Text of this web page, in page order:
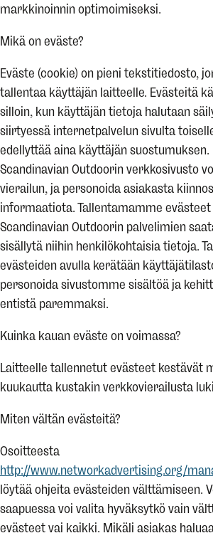
markkinoinnin optimoimiseksi.
Mikä on eväste?
Eväste (cookie) on pieni tekstitiedosto,
tallentaa käyttäjän laitteelle. Evästeitä
silloin, kun käyttäjän tietoja halutaan
siirtyessä internetpalvelun sivulta
edellyttää aina käyttäjän suostumuksen.
Scandinavian Outdoorin verkkosivusto
vierailun, ja personoida asiakasta
informaatiota. Tallentamamme
Scandinavian Outdoorin palvelimien
sisällytä niihin henkilökohtaisia tietoja.
evästeiden avulla kerätään
personoida sivustomme sisältöä ja
entistä paremmaksi.
Kuinka kauan eväste on voimassa?
Laitteelle tallennetut evästeet kestävät
kuukautta kustakin verkkovierailusta
Miten vältän evästeitä?
Osoitteesta
http://www.networkadvertising.org/
löytää ohjeita evästeiden välttämiseen.
saapuessa voi valita hyväksytkö vain
evästeet vai kaikki. Mikäli asiakas